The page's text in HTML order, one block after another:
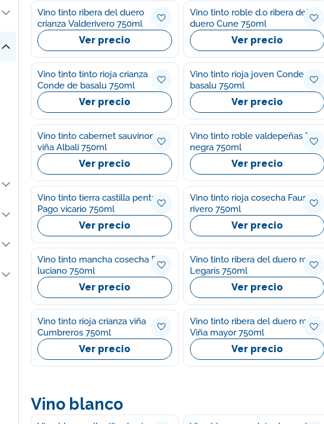
Vino tinto ribera del duero
crianza Valderivero 750ml
Ver precio
Vino tinto roble d.o ribera del
duero Cune 750ml
Ver precio
Vino tinto tinto rioja crianza
Conde de basalu 750ml
Ver precio
Vino tinto rioja joven Conde de
basalu 750ml
Ver precio
Vino tinto cabernet sauvinon
viña Albali 750ml
Ver precio
Vino tinto roble valdepeñas Pata
negra 750ml
Ver precio
Vino tinto tierra castilla penta
Pago vicario 750ml
Ver precio
Vino tinto rioja cosecha Faustino
rivero 750ml
Ver precio
Vino tinto mancha cosecha Don
luciano 750ml
Ver precio
Vino tinto ribera del duero roble
Legaris 750ml
Ver precio
Vino tinto rioja crianza viña
Cumbreros 750ml
Ver precio
Vino tinto ribera del duero roble
Viña mayor 750ml
Ver precio
Vino blanco